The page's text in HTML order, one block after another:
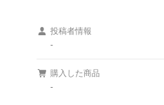
投稿者情報
-
購入した商品
-